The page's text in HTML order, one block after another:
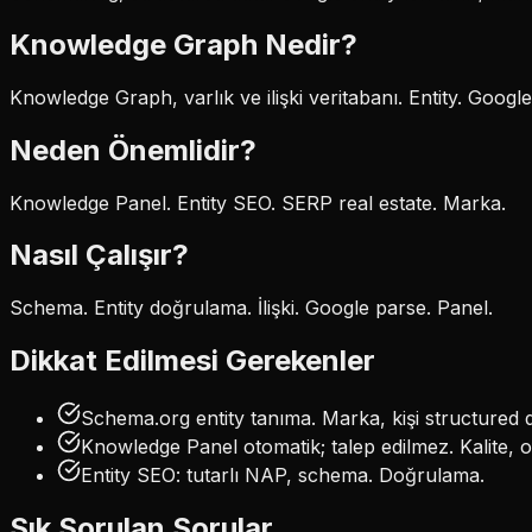
Knowledge Graph Nedir?
Knowledge Graph, varlık ve ilişki veritabanı. Entity.
Neden Önemlidir?
Knowledge Panel. Entity SEO. SERP real estate. Marka.
Nasıl Çalışır?
Schema. Entity doğrulama. İlişki. Google parse. Panel.
Dikkat Edilmesi Gerekenler
Schema.org entity tanıma. Marka, kişi structured
Knowledge Panel otomatik; talep edilmez. Kalite,
Entity SEO: tutarlı NAP, schema. Doğrulama.